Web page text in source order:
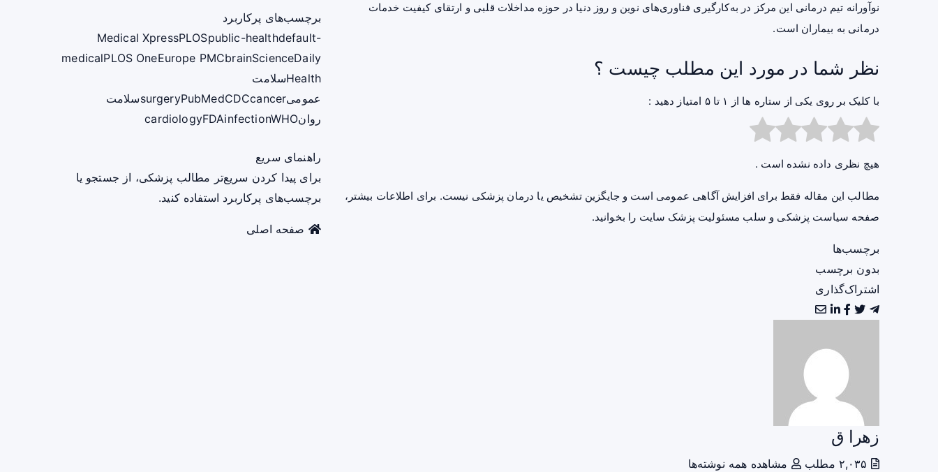
نوآورانه تیم درمانی این مرکز در به‌کارگیری فناوری‌های نوین و روز دنیا در حوزه مداخلات قلبی و ارتقای کیفیت خدمات
درمانی به بیماران است.
نظر شما در مورد این مطلب چیست ؟
با کلیک بر روی یکی از ستاره ها از ۱ تا ۵ امتیاز دهید :
هیچ نظری داده نشده است .
مطالب این مقاله فقط برای افزایش آگاهی عمومی است و جایگزین تشخیص یا درمان پزشکی نیست. برای اطلاعات بیشتر،
صفحه سیاست پزشکی و سلب مسئولیت پزشک سایت را بخوانید.
برچسب‌ها
بدون برچسب
اشتراک‌گذاری
زهرا ق
مشاهده همه نوشته‌ها
برچسب‌های پرکاربرد
Medical XpressPLOSpublic-healthdefault-
medicalPLOS OneEurope PMCbrainScienceDaily
Healthسلامت
عمومی
surgeryPubMedCDCcancer
سلامت
روان
cardiologyFDAinfectionWHO
راهنمای سریع
برای پیدا کردن سریع‌تر مطالب پزشکی، از جستجو یا
برچسب‌های پرکاربرد استفاده کنید.
صفحه اصلی